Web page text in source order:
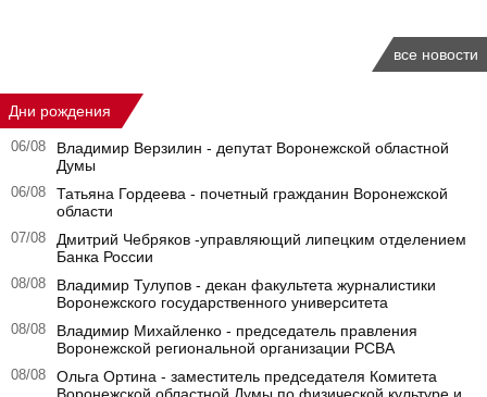
все новости
Дни рождения
06/08
Владимир Верзилин - депутат Воронежской областной
Думы
06/08
Татьяна Гордеева - почетный гражданин Воронежской
области
07/08
Дмитрий Чебряков -управляющий липецким отделением
Банка России
08/08
Владимир Тулупов - декан факультета журналистики
Воронежского государственного университета
08/08
Владимир Михайленко - председатель правления
Воронежской региональной организации РСВА
08/08
Ольга Ортина - заместитель председателя Комитета